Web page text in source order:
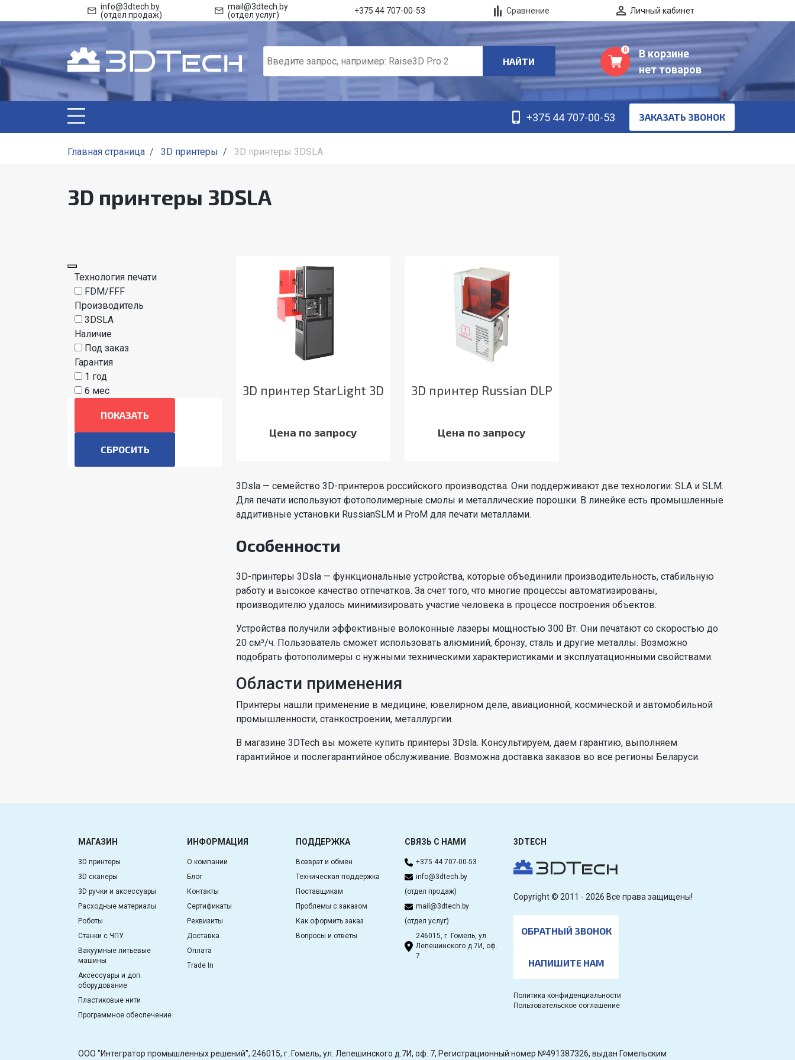
info@3dtech.by
(отдел продаж)
mail@3dtech.by
(отдел услуг)
+375 44 707-00-53 Сравнение Личный кабинет
НАЙТИ
0
В корзине
нет товаров
+375 44 707-00-53 ЗАКАЗАТЬ ЗВОНОК
Главная страница / 3D принтеры / 3D принтеры 3DSLA
3D принтеры 3DSLA
Технология печати
FDM/FFF
Производитель
3DSLA
Наличие
Под заказ
Гарантия
1 год
6 мес
ПОКАЗАТЬ
3D принтер StarLight 3D
Цена по запросу
3D принтер Russian DLP
Цена по запросу
3Dsla — семейство 3D-принтеров российского производства. Они поддерживают две технологии: SLA и SLM.
Для печати используют фотополимерные смолы и металлические порошки. В линейке есть промышленные
аддитивные установки RussianSLM и ProM для печати металлами.
Особенности
3D-принтеры 3Dsla — функциональные устройства, которые объединили производительность, стабильную
работу и высокое качество отпечатков. За счет того, что многие процессы автоматизированы,
производителю удалось минимизировать участие человека в процессе построения объектов.
Устройства получили эффективные волоконные лазеры мощностью 300 Вт. Они печатают со скоростью до
20 см³/ч. Пользователь сможет использовать алюминий, бронзу, сталь и другие металлы. Возможно
подобрать фотополимеры с нужными техническими характеристиками и эксплуатационными свойствами.
Области применения
Принтеры нашли применение в медицине, ювелирном деле, авиационной, космической и автомобильной
промышленности, станкостроении, металлургии.
В магазине 3DTech вы можете купить принтеры 3Dsla. Консультируем, даем гарантию, выполняем
гарантийное и послегарантийное обслуживание. Возможна доставка заказов во все регионы Беларуси.
МАГАЗИН
3D принтеры
3D сканеры
3D ручки и аксессуары
Расходные материалы
Роботы
Станки с ЧПУ
Вакуумные литьевые
машины
Аксессуары и доп.
оборудование
Пластиковые нити
Программное обеспечение
ИНФОРМАЦИЯ
О компании
Блог
Контакты
Сертификаты
Реквизиты
Доставка
Оплата
Trade In
ПОДДЕРЖКА
Возврат и обмен
Техническая поддержка
Поставщикам
Проблемы с заказом
Как оформить заказ
Вопросы и ответы
СВЯЗЬ С НАМИ
+375 44 707-00-53
info@3dtech.by
(отдел продаж)
mail@3dtech.by
(отдел услуг)
246015, г. Гомель, ул.
Лепешинского д.7И, оф.
7
3DTECH
Copyright © 2011 - 2026 Все права защищены!
ОБРАТНЫЙ ЗВОНОК
НАПИШИТЕ НАМ
Политика конфиденциальности
Пользовательское соглашение
OOO "Интегратор промышленных решений", 246015, г. Гомель, ул. Лепешинского д.7И, оф. 7, Регистрационный номер №491387326, выдан Гомельским